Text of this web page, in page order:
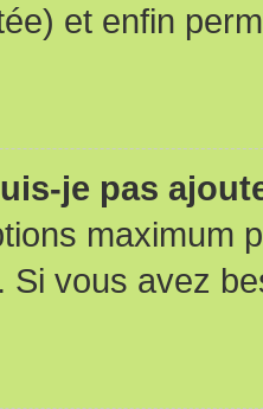
et enfin
je pas
maximum
Si vous avez